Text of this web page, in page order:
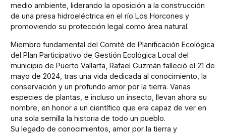
medio ambiente, liderando la oposición a la construcción
de una presa hidroeléctrica en el río Los Horcones y
promoviendo su protección legal como área natural.
Miembro fundamental del Comité de Planificación Ecológica
del Plan Participativo de Gestión Ecológica Local del
municipio de Puerto Vallarta, Rafael Guzmán falleció el 21 de
mayo de 2024, tras una vida dedicada al conocimiento, la
conservación y un profundo amor por la tierra. Varias
especies de plantas, e incluso un insecto, llevan ahora su
nombre, en honor a un científico que era capaz de ver en
una sola semilla la historia de todo un pueblo.
Su legado de conocimientos, amor por la tierra y